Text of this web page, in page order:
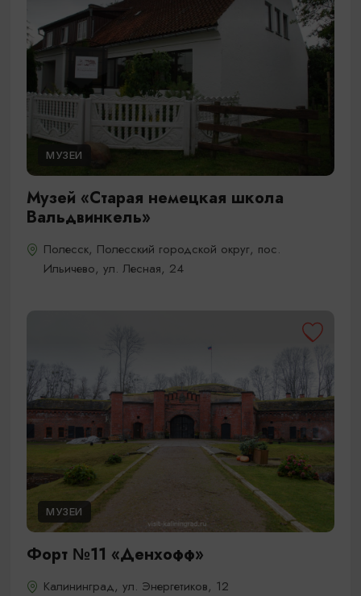
МУЗЕИ
Музей «Старая немецкая школа
Вальдвинкель»
Полесск, Полесский городской округ, пос.
Ильичево, ул. Лесная, 24
МУЗЕИ
Форт №11 «Денхофф»
Калининград, ул. Энергетиков, 12